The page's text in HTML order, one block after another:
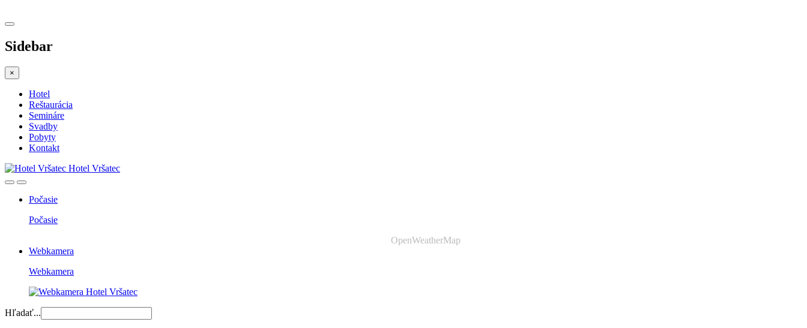
Sidebar
×
Hotel
Reštaurácia
Semináre
Svadby
Pobyty
Kontakt
Hotel Vršatec
Počasie
Počasie
OpenWeatherMap
Webkamera
Webkamera
Hľadať...